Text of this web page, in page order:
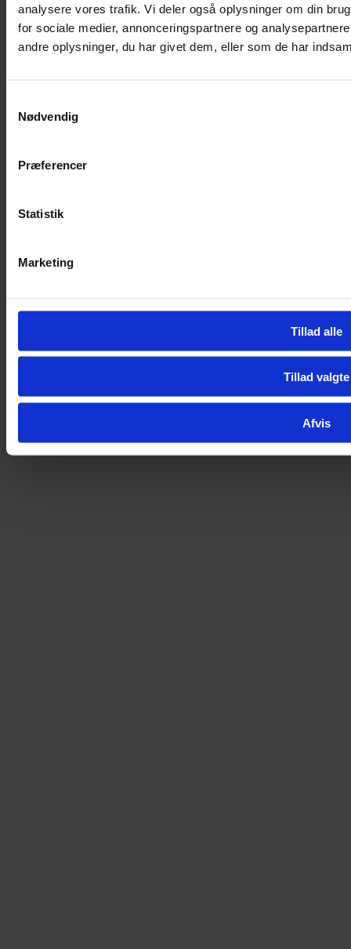
analysere vores trafik. Vi deler også oplysninger om din
for sociale medier, annonceringspartnere og
andre oplysninger, du har givet dem, eller som de har
Nødvendig
Præferencer
Statistik
Marketing
Tillad alle
Tillad valgte
Afvis
Links
Få teksten læst højt
Send sikker mail
Cookies
Om UU Tønder
Den sammenhængende plan for vejledningen
Åbent hus og virksomhedsbesøg
Specialvejledning og STU
Ungeguide
Gymnasiale ungdomsuddannelser
Øvrige uddannelser
Samarbejdsparter